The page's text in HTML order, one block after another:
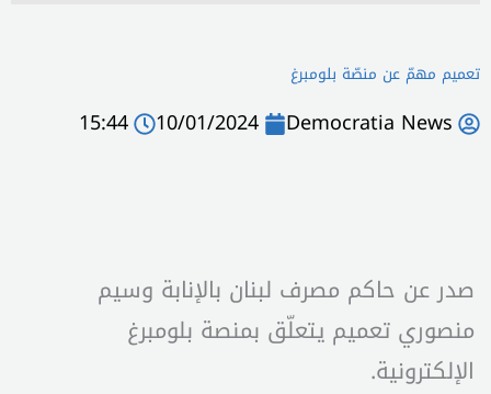
تعميم مهمّ عن منصّة بلومبرغ
Democratia News
10/01/2024
15:44
صدر عن حاكم مصرف لبنان بالإنابة وسيم
منصوري تعميم يتعلّق بمنصة بلومبرغ
الإلكترونية.